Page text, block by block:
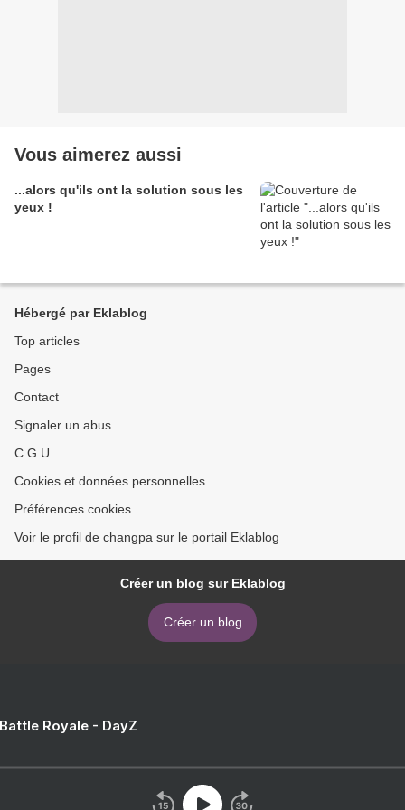
Vous aimerez aussi
...alors qu'ils ont la solution sous les
yeux !
Hébergé par Eklablog
Top articles
Pages
Contact
Signaler un abus
C.G.U.
Cookies et données personnelles
Préférences cookies
Voir le profil de changpa sur le portail Eklablog
Créer un blog sur Eklablog
Créer un blog
Royale - DayZ